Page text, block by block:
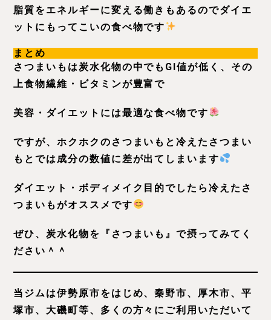
脂質をエネルギーに変える働きもあるのでダイエ
ットにもってこいの食べ物です
まとめ
さつまいもは炭水化物の中でもGI値が低く、その
上食物繊維・ビタミンが豊富で
美容・ダイエットには最適な食べ物です
ですが、ホクホクのさつまいもと冷えたさつまい
もとでは成分の数値に差が出てしまいます
ダイエット・ボディメイク目的でしたら冷えたさ
つまいもがオススメです
ぜひ、炭水化物を『さつまいも』で摂ってみてく
ださい＾＾
当ジムは伊勢原市をはじめ、秦野市、厚木市、平
塚市、大磯町等、多くの方々にご利用いただいて